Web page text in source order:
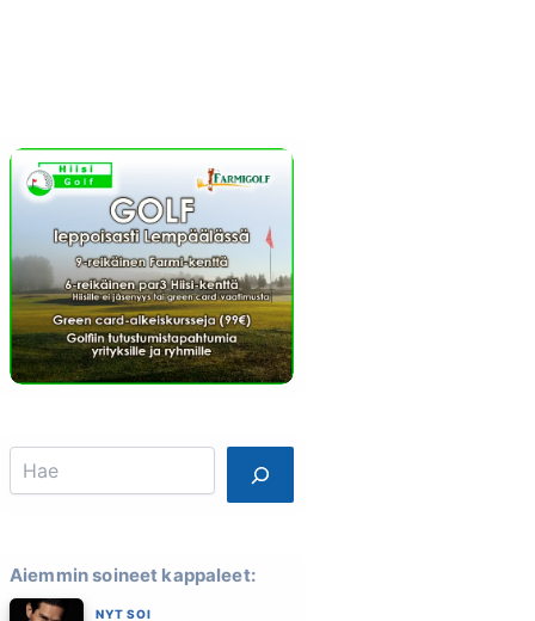
Search
Aiemmin soineet kappaleet:
NYT SOI